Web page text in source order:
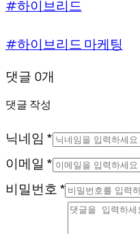
#하이브리드
#하이브리드 마케팅
댓글 0개
댓글 작성
닉네임 *
이메일 *
비밀번호 *